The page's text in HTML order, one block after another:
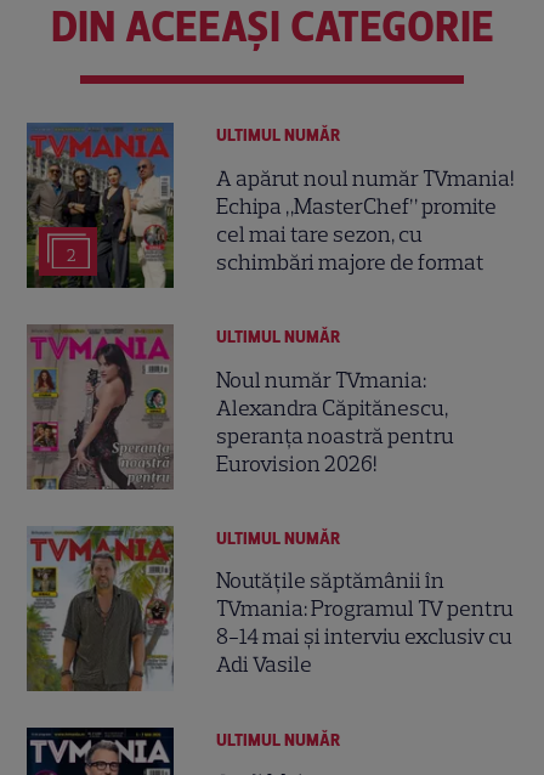
DIN ACEEAȘI CATEGORIE
2
ULTIMUL NUMĂR
A apărut noul număr TVmania!
Echipa „MasterChef” promite
cel mai tare sezon, cu
schimbări majore de format
ULTIMUL NUMĂR
Noul număr TVmania:
Alexandra Căpitănescu,
speranța noastră pentru
Eurovision 2026!
ULTIMUL NUMĂR
Noutățile săptămânii în
TVmania: Programul TV pentru
8-14 mai și interviu exclusiv cu
Adi Vasile
ULTIMUL NUMĂR